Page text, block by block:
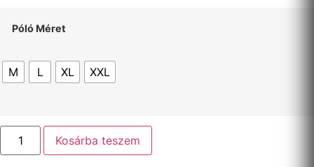
Póló Méret
M L XL XXL
Oakley
Mark
II
Kosárba teszem